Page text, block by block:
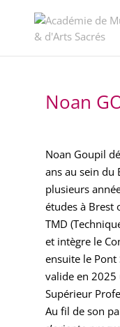
Noan
Noan Goupil
ans au sein du
plusieurs
études à Brest
TMD
et intègre le
ensuite le Pont
valide en 2025
Supérieur
Au fil de son